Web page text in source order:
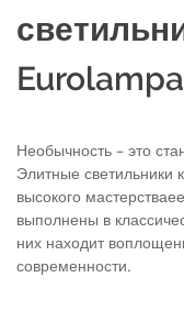
Необычность – это
Элитные светильники
высокого
выполнены в
них находит
современности.